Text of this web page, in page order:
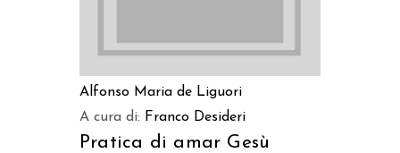
Alfonso Maria de Liguori
A cura di: Franco Desideri
Pratica di amar Gesù